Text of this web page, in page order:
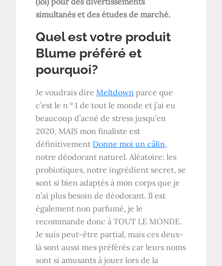
simultanés et des études de marché.
Quel est votre produit
Blume préféré et
pourquoi?
Je voudrais direMeltdown parce que
c’est le n ° 1 de tout le monde et j’ai eu
beaucoup d’acné de stress jusqu’en
2020, MAIS mon finaliste est
définitivement Donne moi un câlin,
notre déodorant naturel. Aléatoire: les
probiotiques, notre ingrédient secret, se
sont si bien adaptés à mon corps que je
n’ai plus besoin de déodorant. Il est
également non parfumé, je le
recommande donc à TOUT LE MONDE.
Je suis peut-être partial, mais ces deux-
là sont aussi mes préférés car leurs noms
sont si amusants à jouer lors de la